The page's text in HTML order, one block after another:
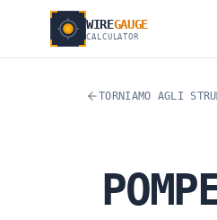
WIREGAUGE
CALCULATOR
TORNIAMO AGLI